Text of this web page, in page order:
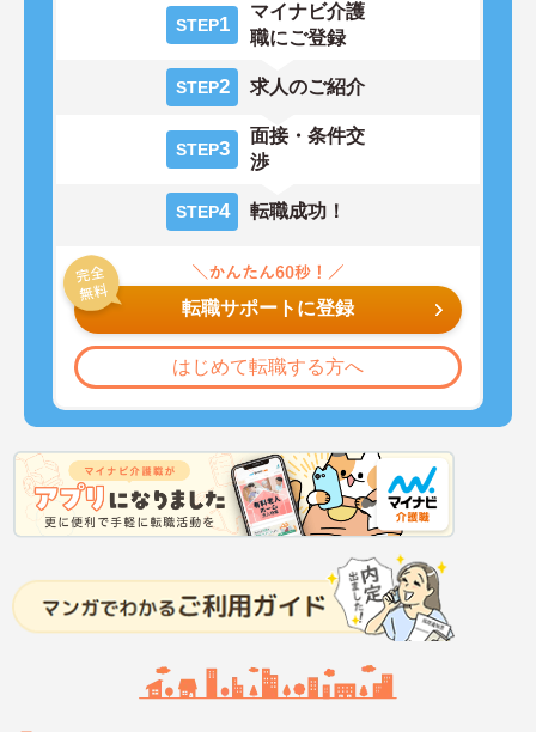
STEP1
マイナビ介護
職にご登録
STEP2 求人のご紹介
STEP3
面接・条件交
渉
STEP4 転職成功！
転職サポートに登録
はじめて転職する方へ